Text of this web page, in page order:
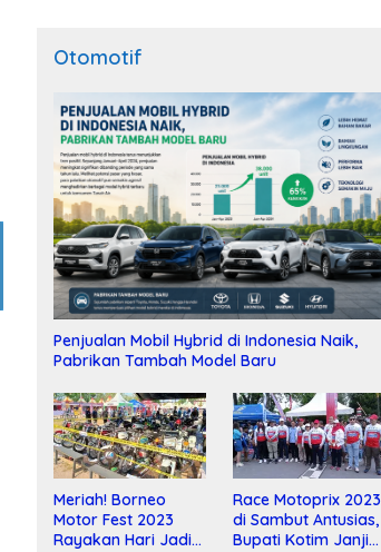
Otomotif
Penjualan Mobil Hybrid di Indonesia Naik,
Pabrikan Tambah Model Baru
Meriah! Borneo
Motor Fest 2023
Rayakan Hari Jadi
Race Motoprix 2023
di Sambut Antusias,
Bupati Kotim Janji